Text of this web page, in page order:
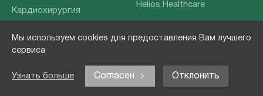
Мы используем cookies для предоставления Вам лучшего
сервиса
Узнать больше Согласен Отклонить
Кардиохирургия
Хирургия позвоночника
Отоларингология
Helios Healthcare
О нашей команде
Выходные данные